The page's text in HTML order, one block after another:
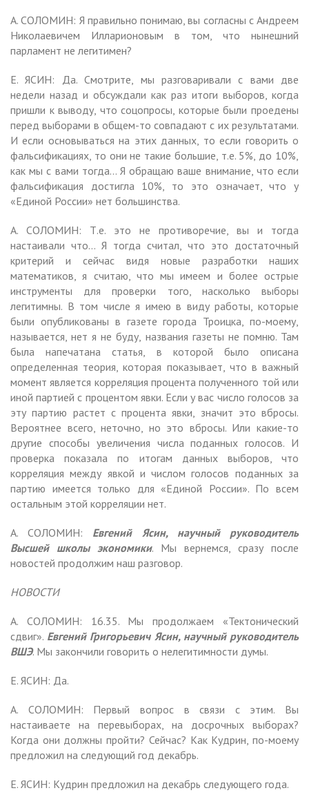
А. СОЛОМИН: Я правильно понимаю, вы согласны с Андреем
Николаевичем Илларионовым в том, что нынешний
парламент не легитимен?
Е. ЯСИН: Да. Смотрите, мы разговаривали с вами две
недели назад и обсуждали как раз итоги выборов, когда
пришли к выводу, что соцопросы, которые были проедены
перед выборами в общем-то совпадают с их результатами.
И если основываться на этих данных, то если говорить о
фальсификациях, то они не такие большие, т.е. 5%, до 10%,
как мы с вами тогда… Я обращаю ваше внимание, что если
фальсификация достигла 10%, то это означает, что у
«Единой России» нет большинства.
А. СОЛОМИН: Т.е. это не противоречие, вы и тогда
настаивали что… Я тогда считал, что это достаточный
критерий и сейчас видя новые разработки наших
математиков, я считаю, что мы имеем и более острые
инструменты для проверки того, насколько выборы
легитимны. В том числе я имею в виду работы, которые
были опубликованы в газете города Троицка, по-моему,
называется, нет я не буду, названия газеты не помню. Там
была напечатана статья, в которой было описана
определенная теория, которая показывает, что в важный
момент является корреляция процента полученного той или
иной партией с процентом явки. Если у вас число голосов за
эту партию растет с процента явки, значит это вбросы.
Вероятнее всего, неточно, но это вбросы. Или какие-то
другие способы увеличения числа поданных голосов. И
проверка показала по итогам данных выборов, что
корреляция между явкой и числом голосов поданных за
партию имеется только для «Единой России». По всем
остальным этой корреляции нет.
А. СОЛОМИН: Евгений Ясин, научный руководитель
Высшей школы экономики. Мы вернемся, сразу после
новостей продолжим наш разговор.
НОВОСТИ
А. СОЛОМИН: 16.35. Мы продолжаем «Тектонический
сдвиг». Евгений Григорьевич Ясин, научный руководитель
ВШЭ. Мы закончили говорить о нелегитимности думы.
Е. ЯСИН: Да.
А. СОЛОМИН: Первый вопрос в связи с этим. Вы
настаиваете на перевыборах, на досрочных выборах?
Когда они должны пройти? Сейчас? Как Кудрин, по-моему
предложил на следующий год декабрь.
Е. ЯСИН: Кудрин предложил на декабрь следующего года.